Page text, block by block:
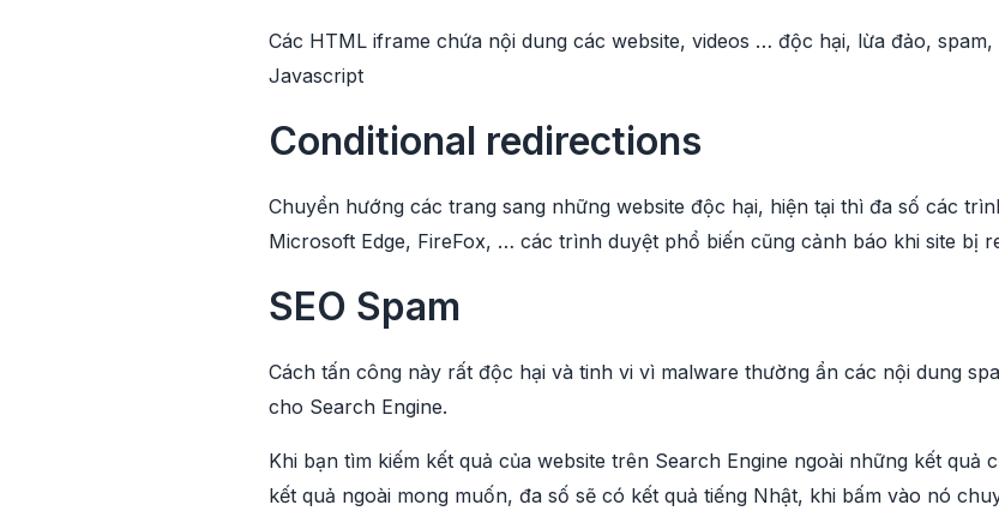
Các HTML iframe chứa nội dung các website, videos … độc hại, lừa đảo,
Javascript
Conditional redirections
Chuyển hướng các trang sang những website độc hại, hiện tại thì đa số các
Microsoft Edge, FireFox, … các trình duyệt phổ biến cũng cảnh báo khi site bị
SEO Spam
Cách tấn công này rất độc hại và tinh vi vì malware thường ẩn các nội dung
cho Search Engine.
Khi bạn tìm kiếm kết quả của website trên Search Engine ngoài những kết quả
kết quả ngoài mong muốn, đa số sẽ có kết quả tiếng Nhật, khi bấm vào nó